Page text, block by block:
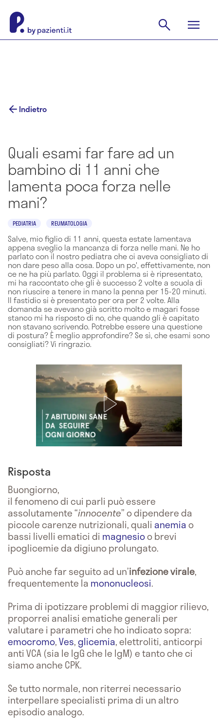
Indietro
Quali esami far fare ad un
bambino di 11 anni che
lamenta poca forza nelle
mani?
PEDIATRIA REUMATOLOGIA
Salve, mio figlio di 11 anni, questa estate lamentava
appena sveglio la mancanza di forza nelle mani. Ne ho
parlato con il nostro pediatra che ci aveva consigliato di
non dare peso alla cosa. Dopo un po', effettivamente, non
ce ne ha più parlato. Oggi il problema si è ripresentato,
mi ha raccontato che gli è successo 2 volte a scuola di
non riuscire a tenere in mano la penna per 15-20 minuti.
Il fastidio si è presentato per ora per 2 volte. Alla
domanda se avevano già scritto molto e magari fosse
stanco mi ha risposto di no, che quando gli è capitato
non stavano scrivendo. Potrebbe essere una questione
di postura? È meglio approfondire? Se sì, che esami sono
consigliati? Vi ringrazio.
Risposta
Buongiorno,
il fenomeno di cui parli può essere
assolutamente “innocente” o dipendere da
piccole carenze nutrizionali, quali anemiao
bassi livelli ematici di magnesioo brevi
ipoglicemie da digiuno prolungato.
Può anche far seguito ad un’infezione virale,
frequentemente la mononucleosi.
Prima di ipotizzare problemi di maggior rilievo,
proporrei analisi ematiche generali per
valutare i parametri che ho indicato sopra:
emocromo,Ves,glicemia, elettroliti, anticorpi
anti VCA (sia le IgG che le IgM) e tanto che ci
siamo anche CPK.
Se tutto normale, non riterrei necessario
interpellare specialisti prima di un altro
episodio analogo.